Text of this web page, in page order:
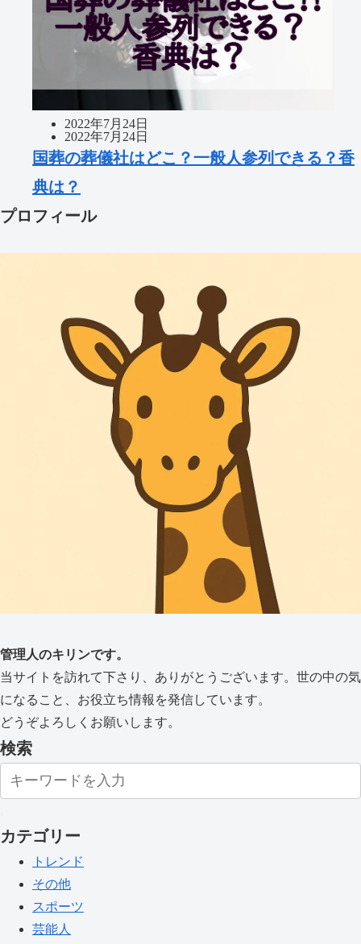
2022年7月24日
2022年7月24日
国葬の葬儀社はどこ？一般人参列できる？香
典は？
プロフィール
管理人のキリンです。
当サイトを訪れて下さり、ありがとうございます。世の中の気
になること、お役立ち情報を発信しています。
どうぞよろしくお願いします。
検索
カテゴリー
トレンド
その他
スポーツ
芸能人